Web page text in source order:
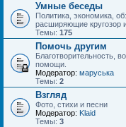
Умные беседы
Политика, экономика,
расширяющие кругозор
Темы: 175
Помочь другим
Благотворительность,
помощи.
Модератор: маруська
Темы: 2
Взгляд
Фото, стихи и песни
Модератор: Klaid
Темы: 3